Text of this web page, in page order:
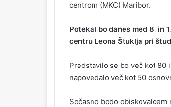
centrom (MKC) Maribor.
Potekal bo danes med 8. in
centru Leona Štuklja pri
Predstavilo se bo več kot 80
napovedalo več kot 50
Sočasno bodo obiskovalcem